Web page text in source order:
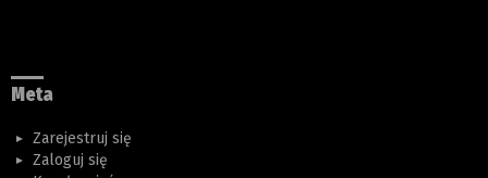
Meta
Zarejestruj się
Zaloguj się